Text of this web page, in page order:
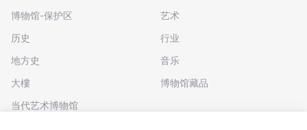
博物馆-保护区
历史
地方史
大樓
当代艺术博物馆
艺术
行业
音乐
博物馆藏品